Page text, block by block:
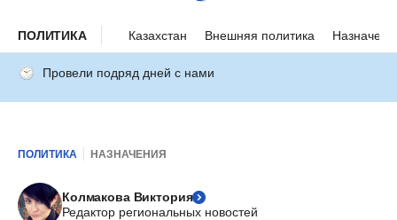
ПОЛИТИКА Казахстан Внешняя политика
Провели подряд дней с нами
ПОЛИТИКА НАЗНАЧЕНИЯ
Колмакова Виктория
Редактор региональных новостей